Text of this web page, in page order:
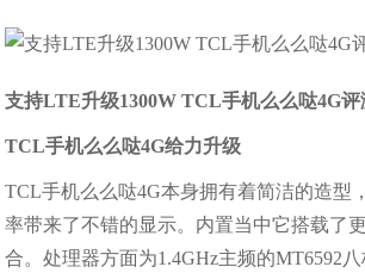
支持LTE升级1300W TCL手机么么哒4G评
TCL手机么么哒4G给力升级
TCL手机么么哒4G本身拥有着简洁的造型
率带来了不错的显示。内置当中它搭载了
合。处理器方面为1.4GHz主频的MT6592